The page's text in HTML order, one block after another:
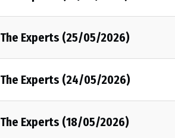
The Experts (25/05/2026)
The Experts (24/05/2026)
The Experts (18/05/2026)